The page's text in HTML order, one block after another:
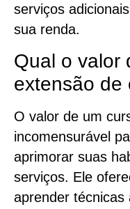
serviços
sua renda.
Qual o valor
extensão de
O valor de um
incomensurável
aprimorar suas
serviços. Ele
aprender técnicas